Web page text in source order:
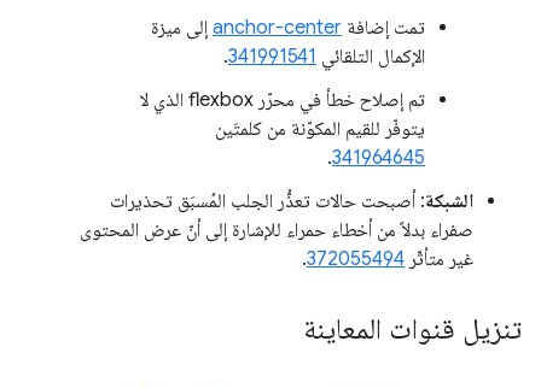
تمت إضافة anchor-center إلى ميزة
الإكمال التلقائي 341991541
.
تم إصلاح خطأ في محرّر flexbox الذي لا
يتوفّر للقيم المكوّنة من كلمتَين
341964645
.
الشبكة: أصبحت حالات تعذُّر الجلب المُسبَق تحذيرات
صفراء بدلاً من أخطاء حمراء للإشارة إلى أنّ عرض المحتوى
غير متأثّر 372055494
.
تنزيل قنوات المعاينة